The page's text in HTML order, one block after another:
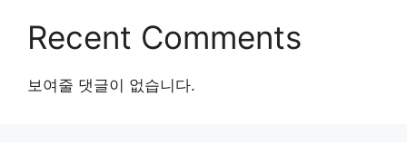
Recent Comments
보여줄 댓글이 없습니다.